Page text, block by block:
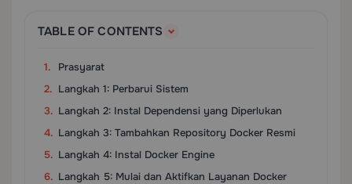
TABLE OF CONTENTS
Prasyarat
Langkah 1: Perbarui Sistem
Langkah 2: Instal Dependensi yang Diperlukan
Langkah 3: Tambahkan Repository Docker Resmi
Langkah 4: Instal Docker Engine
Langkah 5: Mulai dan Aktifkan Layanan Docker